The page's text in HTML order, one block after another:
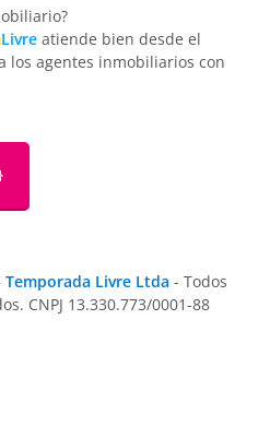
Livre atiende bien desde el
agentes inmobiliarios con
Temporada Livre Ltda - Todos
CNPJ 13.330.773/0001-88